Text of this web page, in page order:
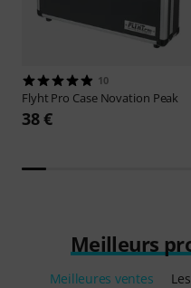
10
Flyht Pro Case Novation Peak
38 €
Meilleurs
Meilleures ventes